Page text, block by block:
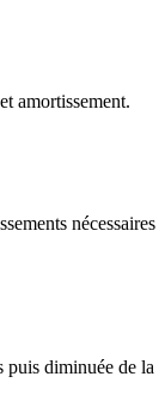
amortissement.
nécessaires
puis diminuée de la